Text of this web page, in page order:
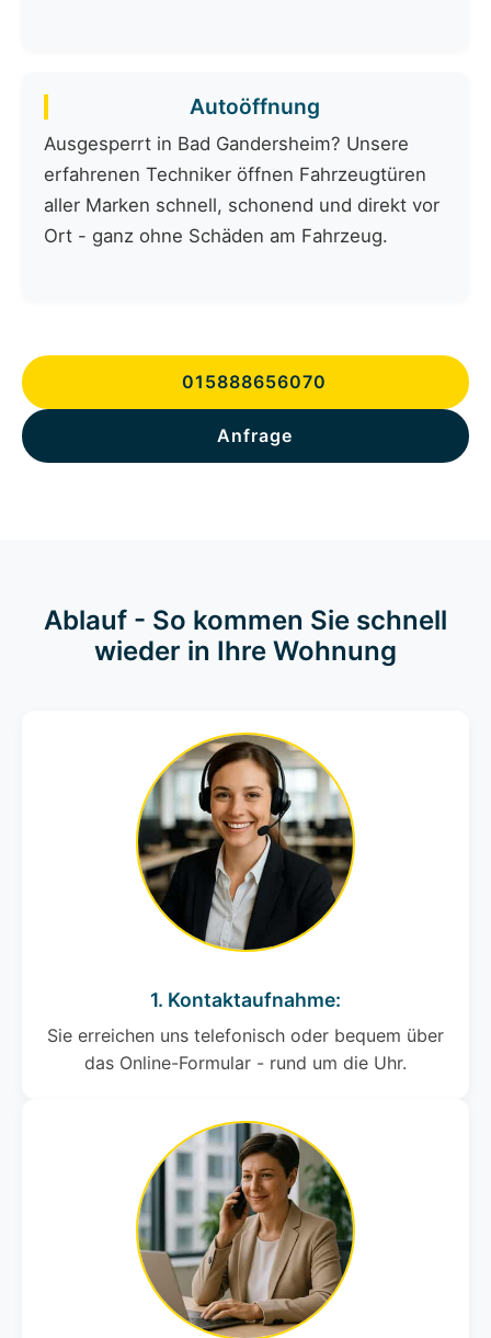
Autoöffnung
Ausgesperrt in Bad Gandersheim? Unsere
erfahrenen Techniker öffnen Fahrzeugtüren
aller Marken schnell, schonend und direkt vor
Ort - ganz ohne Schäden am Fahrzeug.
015888656070
Anfrage
Ablauf - So kommen Sie schnell
wieder in Ihre Wohnung
1. Kontaktaufnahme:
Sie erreichen uns telefonisch oder bequem über
das Online-Formular - rund um die Uhr.